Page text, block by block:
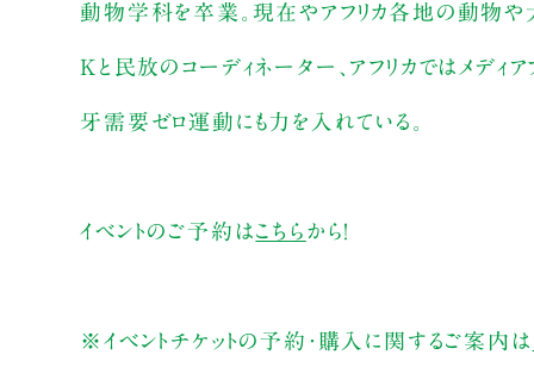
動物学科を卒業。現在やアフリカ各地の動物や
Kと民放のコーディネーター、アフリカではメディ
牙需要ゼロ運動にも力を入れている。
イベントのご予約はこちら から！
※イベントチケットの予約・購入に関するご案内は